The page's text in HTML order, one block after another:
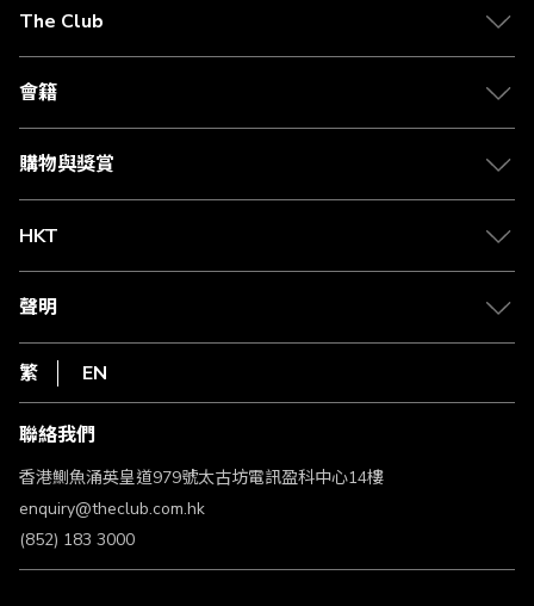
The Club
關於 The Club
合作夥伴
媒體中心
會籍
會籍及專屬禮遇
賺取積分
購物與獎賞
物流與配送
Club Shopping 商品領取站
常見問題
HKT
csl.
1010
HKT
聲明
私隱聲明
使用條款
條款及細則
不歧視及不騷擾聲明
認可牌照及通告
繁 EN
聯絡我們
香港鰂魚涌英皇道979號太古坊電訊盈科中心14樓
enquiry@theclub.com.hk
(852) 183 3000